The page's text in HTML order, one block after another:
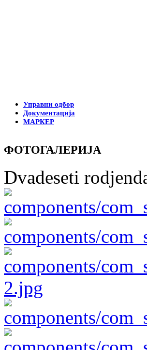
Управни одбор
Документација
МАРКЕР
ФОТОГАЛЕРИЈА
Dvadeseti